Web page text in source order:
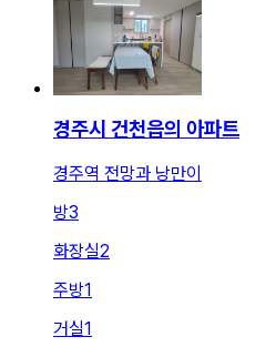
경주시 건천읍의 아파트
경주역 전망과 낭만이
방3
화장실2
주방1
거실1